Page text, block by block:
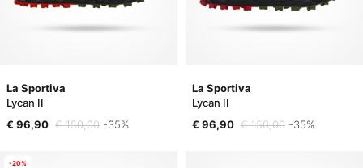
La Sportiva
Lycan II
€ 96,90 € 150,00 -35%
La Sportiva
Lycan II
€ 96,90 € 150,00 -35%
-20%